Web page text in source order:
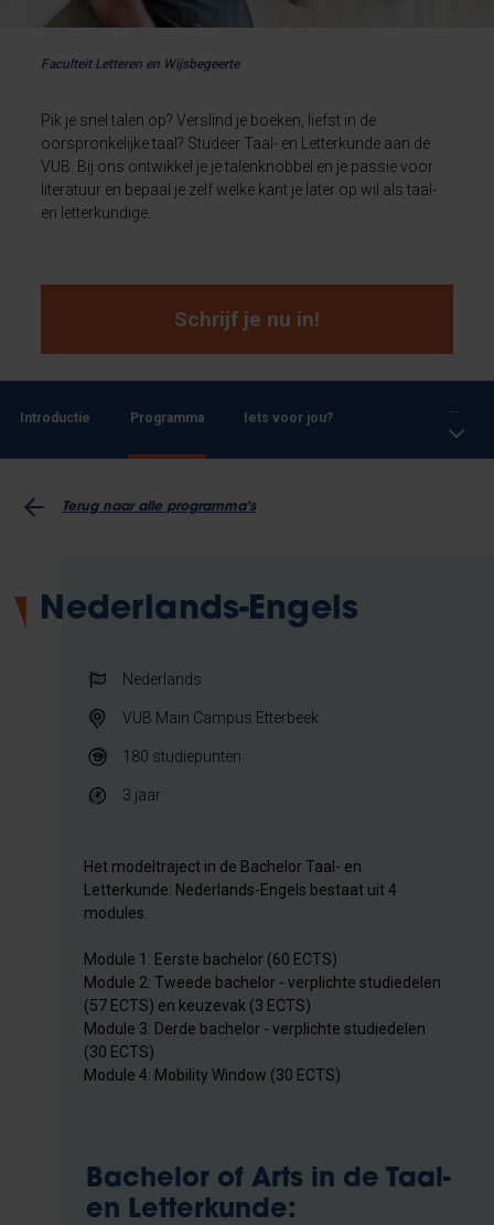
Faculteit Letteren en Wijsbegeerte
Pik je snel talen op? Verslind je boeken, liefst in de
oorspronkelijke taal? Studeer Taal- en Letterkunde aan de
VUB. Bij ons ontwikkel je je talenknobbel en je passie voor
literatuur en bepaal je zelf welke kant je later op wil als taal-
en letterkundige.
Schrijf je nu in!
Introductie Programma Iets voor jou?
Terug naar alle programma's
Nederlands-Engels
Nederlands
VUB Main Campus Etterbeek
180 studiepunten
3 jaar
Het modeltraject in de Bachelor Taal- en
Letterkunde: Nederlands-Engels bestaat uit 4
modules.
Module 1: Eerste bachelor (60 ECTS)
Module 2: Tweede bachelor - verplichte studiedelen
(57 ECTS) en keuzevak (3 ECTS)
Module 3: Derde bachelor - verplichte studiedelen
(30 ECTS)
Module 4: Mobility Window (30 ECTS)
Bachelor of Arts in de Taal-
en Letterkunde: